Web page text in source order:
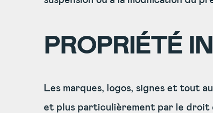
PROPRIÉTÉ
Les marques, logos, signes et tout
et plus particulièrement par le droit